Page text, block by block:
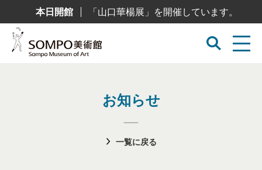
テ
本日開館 「山口華楊展」を開催しています。
お知らせ
一覧に戻る